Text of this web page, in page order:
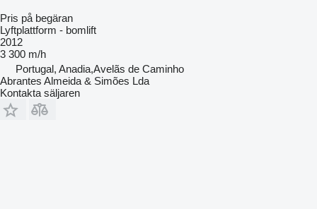
Pris på begäran
Lyftplattform - bomlift
2012
3 300 m/h
Portugal, Anadia,Avelãs de Caminho
Abrantes Almeida & Simões Lda
Kontakta säljaren